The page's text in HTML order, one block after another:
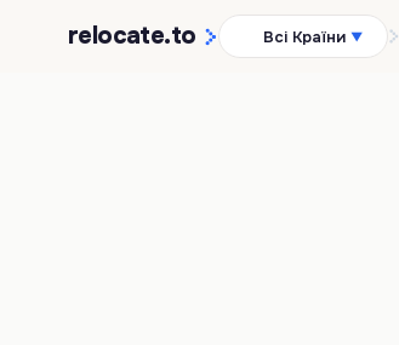
relocate.to Всі Країни ▼